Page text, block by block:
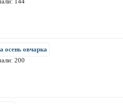
осень овчарка
200